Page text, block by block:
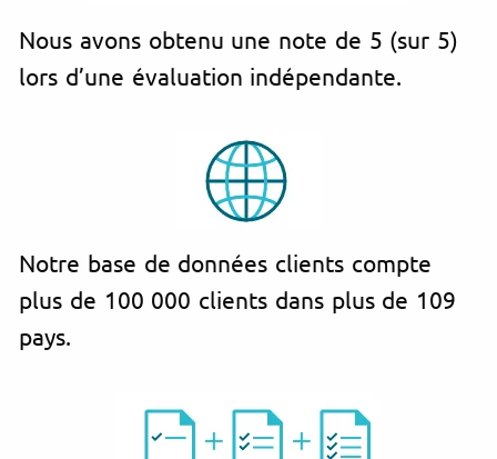
Nous avons obtenu une note de 5 (sur 5)
lors d’une évaluation indépendante.
Notre base de données clients compte
plus de 100 000 clients dans plus de 109
pays.